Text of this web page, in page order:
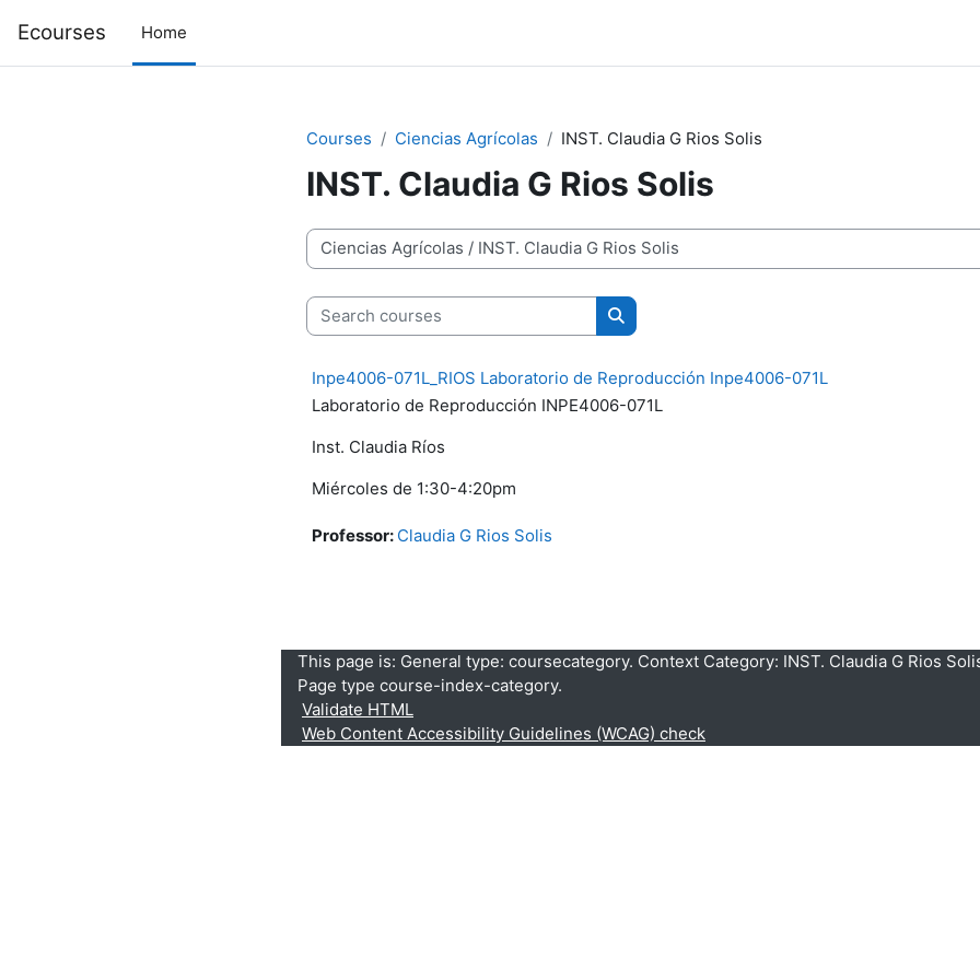
Ecourses Home
Courses Ciencias Agrícolas INST. Claudia G Rios Solis
INST. Claudia G Rios Solis
Course categories
Search courses
Search courses
Inpe4006-071L_RIOS Laboratorio de Reproducción Inpe4006-071L
Laboratorio de Reproducción INPE4006-071L
Inst. Claudia Ríos
Miércoles de 1:30-4:20pm
Professor: Claudia G Rios Solis
This page is: General type: coursecategory. Context Category: INST. Claudia G Rios
Page type course-index-category.
Validate HTML
Web Content Accessibility Guidelines (WCAG) check